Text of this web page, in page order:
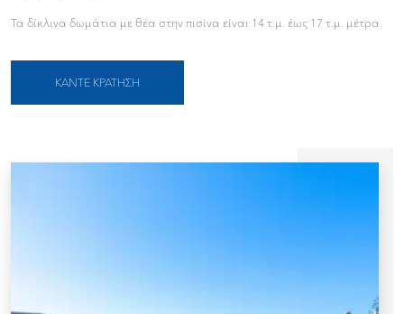
Τα δίκλινα δωμάτια με θέα στην πισίνα είναι 14 τ.μ. έως 17 τ.μ. μέτρα.
ΚΆΝΤΕ ΚΡΆΤΗΣΗ